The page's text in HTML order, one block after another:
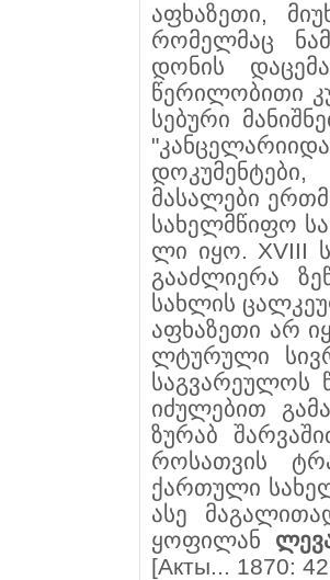
აფხაზეთი,
რომელმაც
დონის
წერილობითი
სე­ბუ­­რი
მასალები
სა­ხელ­მწიფო
ლი იყო. XVIII
გა­აძ­ლი­ერა
სახლის
აფ­ხაზეთი არ
ლ­ტურული
საგვარეულოს
იძულებით
ზურაბ
როსათვის
ქართული
ასე
ყოფილან
[Акты... 1870: